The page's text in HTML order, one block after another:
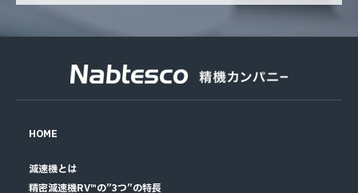
HOME
減速機とは
精密減速機RV™の”3つ”の特長